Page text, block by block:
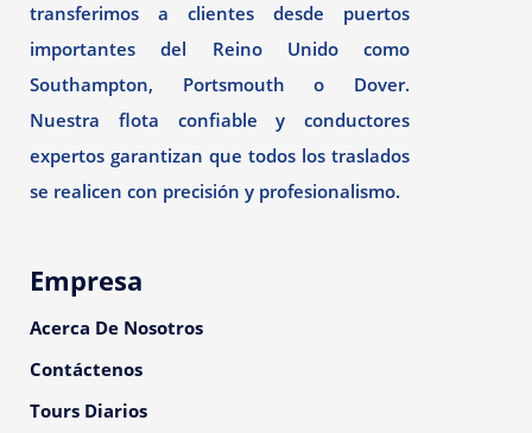
transferimos a clientes desde puertos
importantes del Reino Unido como
Southampton, Portsmouth o Dover.
Nuestra flota confiable y conductores
expertos garantizan que todos los traslados
se realicen con precisión y profesionalismo.
Empresa
Acerca De Nosotros
Contáctenos
Tours Diarios